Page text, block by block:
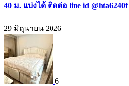
40 ม. แบ่งได้ ติดต่อ line id @hta6240f
29 มิถุนายน 2026
6